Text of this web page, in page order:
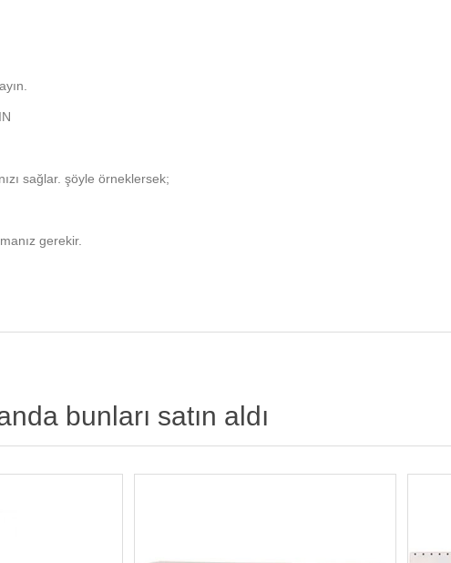
sağlar. şöyle örneklersek;
gerekir.
bunları satın aldı